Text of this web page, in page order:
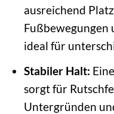
ausreichend
ideal für
Stabiler Halt:
sorgt für
Untergründen